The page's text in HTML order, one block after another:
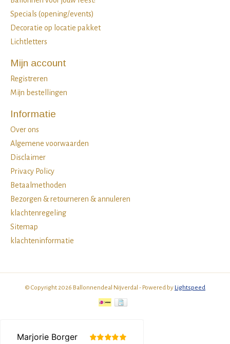
Specials (opening/events)
Decoratie op locatie pakket
Lichtletters
Mijn account
Registreren
Mijn bestellingen
Informatie
Over ons
Algemene voorwaarden
Disclaimer
Privacy Policy
Betaalmethoden
Bezorgen & retourneren & annuleren
klachtenregeling
Sitemap
klachteninformatie
© Copyright 2026 Ballonnendeal Nijverdal - Powered by Lightspeed